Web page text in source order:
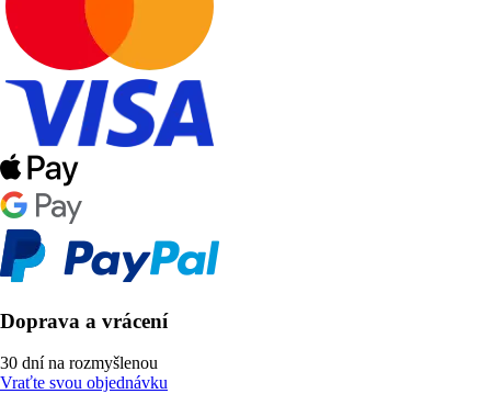
Doprava a vrácení
30 dní na rozmyšlenou
Vraťte svou objednávku